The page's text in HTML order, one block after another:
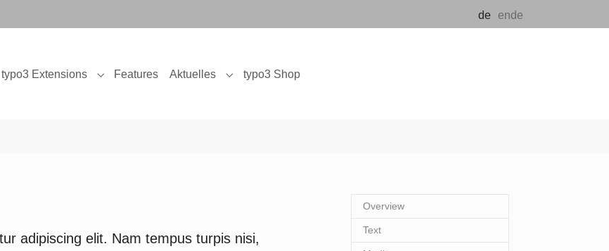
de ende
typo3 Extensions
Submenu for "typo3 Extensions"
Features Aktuelles
Submenu for "Aktuelles"
typo3 Shop
adipiscing elit. Nam tempus turpis nisi,
Overview
Text